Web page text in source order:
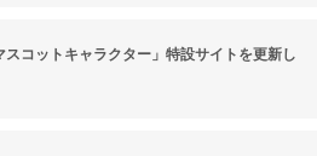
スコットキャラクター」特設サイトを更新し